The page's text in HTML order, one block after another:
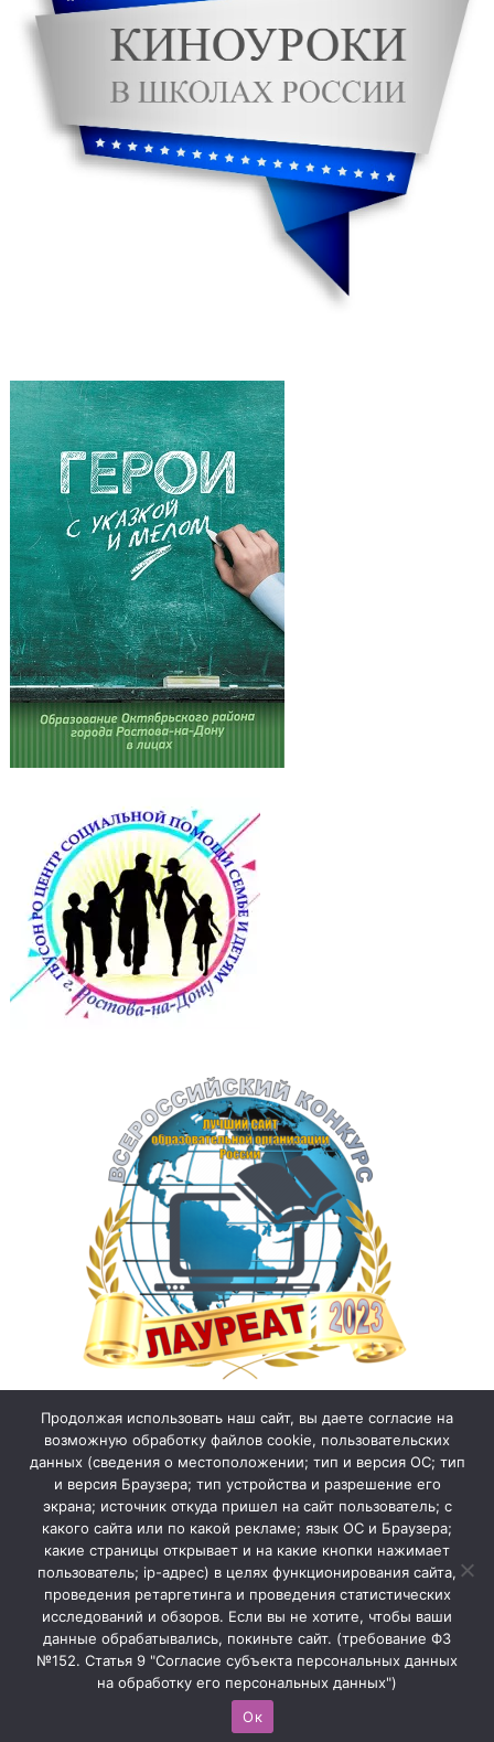
Официальный сайт МБОУ «Школа №75»
Продолжая использовать наш сайт, вы даете согласие на
возможную обработку файлов cookie, пользовательских
данных (сведения о местоположении; тип и версия ОС; тип
и версия Браузера; тип устройства и разрешение его
экрана; источник откуда пришел на сайт пользователь; с
какого сайта или по какой рекламе; язык ОС и Браузера;
какие страницы открывает и на какие кнопки нажимает
пользователь; ip-адрес) в целях функционирования сайта,
проведения ретаргетинга и проведения статистических
исследований и обзоров. Если вы не хотите, чтобы ваши
данные обрабатывались, покиньте сайт. (требование ФЗ
№152. Статья 9 "Согласие субъекта персональных данных
на обработку его персональных данных")
Ок